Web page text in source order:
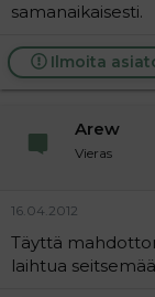
samanaikaisesti.
Ilmoita
Arew
Vieras
16.04.2012
Täyttä
laihtua